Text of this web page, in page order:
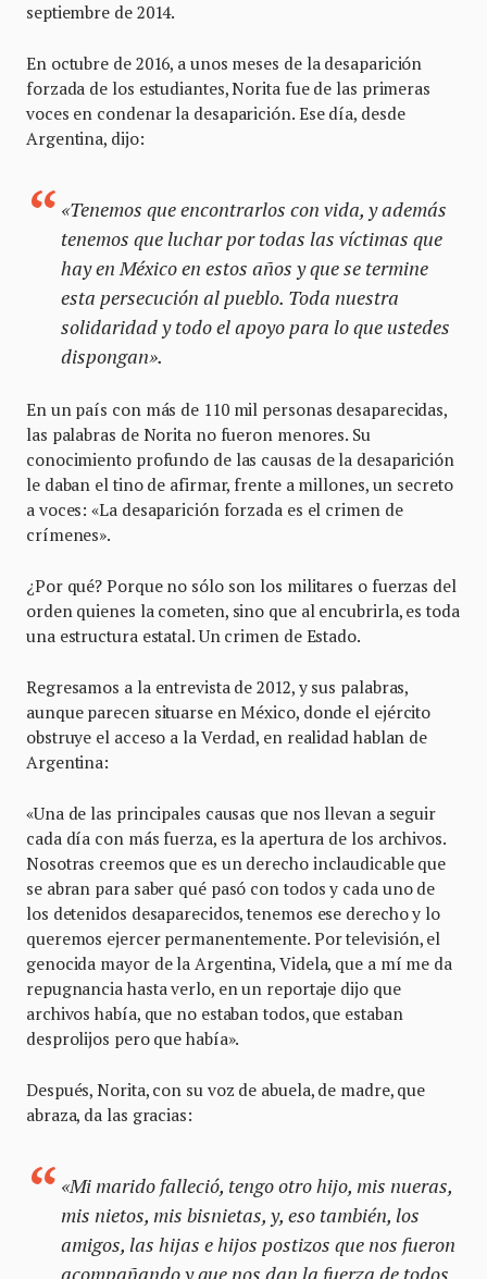
septiembre de 2014.
En octubre de 2016, a unos meses de la desaparición
forzada de los estudiantes, Norita fue de las primeras
voces en condenar la desaparición. Ese día, desde
Argentina, dijo:
«Tenemos que encontrarlos con vida, y además
tenemos que luchar por todas las víctimas que
hay en México en estos años y que se termine
esta persecución al pueblo. Toda nuestra
solidaridad y todo el apoyo para lo que ustedes
dispongan».
En un país con más de 110 mil personas desaparecidas,
las palabras de Norita no fueron menores. Su
conocimiento profundo de las causas de la desaparición
le daban el tino de afirmar, frente a millones, un secreto
a voces: «La desaparición forzada es el crimen de
crímenes».
¿Por qué? Porque no sólo son los militares o fuerzas del
orden quienes la cometen, sino que al encubrirla, es toda
una estructura estatal. Un crimen de Estado.
Regresamos a la entrevista de 2012, y sus palabras,
aunque parecen situarse en México, donde el ejército
obstruye el acceso a la Verdad, en realidad hablan de
Argentina:
«Una de las principales causas que nos llevan a seguir
cada día con más fuerza, es la apertura de los archivos.
Nosotras creemos que es un derecho inclaudicable que
se abran para saber qué pasó con todos y cada uno de
los detenidos desaparecidos, tenemos ese derecho y lo
queremos ejercer permanentemente. Por televisión, el
genocida mayor de la Argentina, Videla, que a mí me da
repugnancia hasta verlo, en un reportaje dijo que
archivos había, que no estaban todos, que estaban
desprolijos pero que había».
Después, Norita, con su voz de abuela, de madre, que
abraza, da las gracias:
«Mi marido falleció, tengo otro hijo, mis nueras,
mis nietos, mis bisnietas, y, eso también, los
amigos, las hijas e hijos postizos que nos fueron
acompañando y que nos dan la fuerza de todos